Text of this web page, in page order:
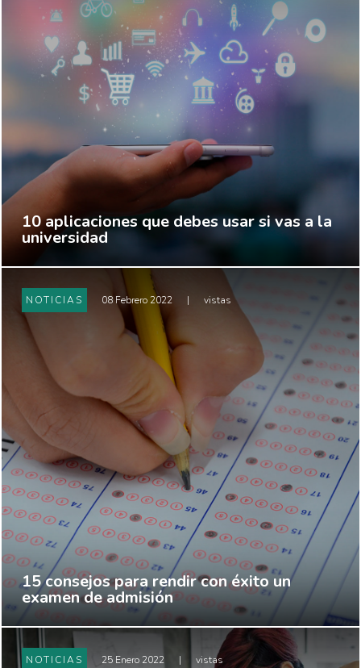
10 aplicaciones que debes usar si vas a la
universidad
NOTICIAS 08 Febrero 2022 | vistas
15 consejos para rendir con éxito un
examen de admisión
NOTICIAS 25 Enero 2022 | vistas